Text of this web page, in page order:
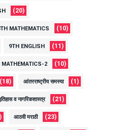
(20)
MATHEMATICS (10)
9TH ENGLISH (11)
MATHEMATICS-2 (10)
(18) आंतरराष्ट्रीय समस्या (1)
व नागरिकशास्त्र (21)
आठवी मराठी (23)